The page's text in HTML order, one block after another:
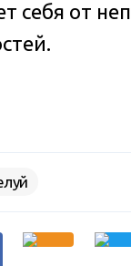
себя от